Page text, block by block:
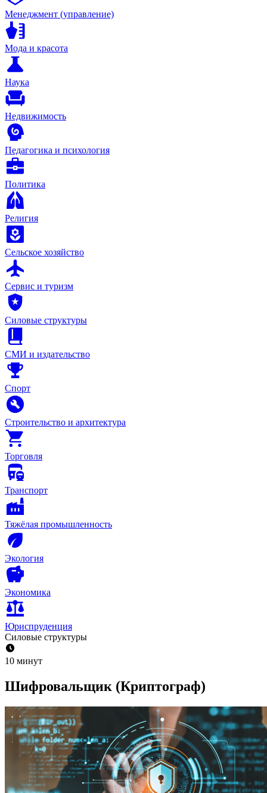
Менеджмент (управление)
Мода и красота
Наука
Недвижимость
Педагогика и психология
Политика
Религия
Сельское хозяйство
Сервис и туризм
Силовые структуры
СМИ и издательство
Спорт
Строительство и архитектура
Торговля
Транспорт
Тяжёлая промышленность
Экология
Экономика
Юриспруденция
Силовые структуры
10 минут
Шифровальщик (Криптограф)